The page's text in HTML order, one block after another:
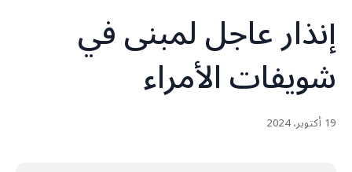
إنذار عاجل لمبنى في
شويفات الأمراء
19 أكتوبر، 2024